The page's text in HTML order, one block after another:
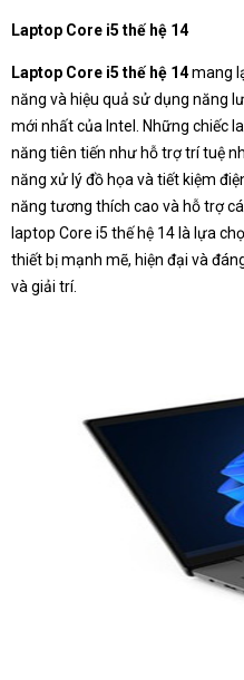
Laptop Core i5 thế hệ 14
Laptop Core i5 thế hệ 14mang
năng và hiệu quả sử dụng năng
mới nhất của Intel. Những chiếc
năng tiên tiến như hỗ trợ trí tuệ
năng xử lý đồ họa và tiết kiệm
năng tương thích cao và hỗ trợ
laptop Core i5 thế hệ 14 là lựa
thiết bị mạnh mẽ, hiện đại và
và giải trí.